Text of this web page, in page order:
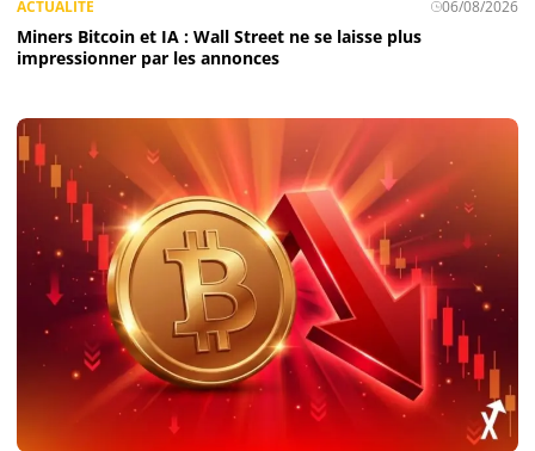
ACTUALITÉ 06/08/2026
Miners Bitcoin et IA : Wall Street ne se laisse plus
impressionner par les annonces